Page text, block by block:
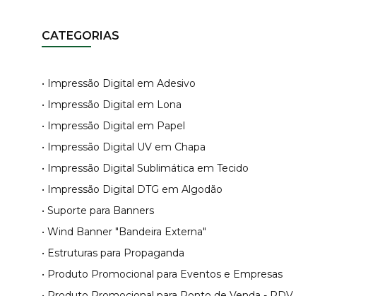
CATEGORIAS
• Impressão Digital em Adesivo
• Impressão Digital em Lona
• Impressão Digital em Papel
• Impressão Digital UV em Chapa
• Impressão Digital Sublimática em Tecido
• Impressão Digital DTG em Algodão
• Suporte para Banners
• Wind Banner "Bandeira Externa"
• Estruturas para Propaganda
• Produto Promocional para Eventos e Empresas